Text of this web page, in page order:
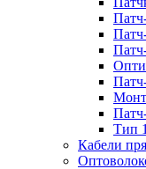
Тип
Кабели